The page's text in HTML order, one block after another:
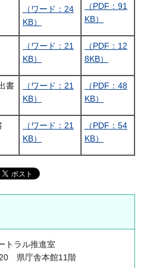
（ワード：24
KB）
（PDF：91
KB）
（ワード：21
KB）
（PDF：12
8KB）
書
（ワード：21
KB）
（PDF：48
KB）
（ワード：21
KB）
（PDF：54
KB）
トラル推進室
県庁舎本館11階